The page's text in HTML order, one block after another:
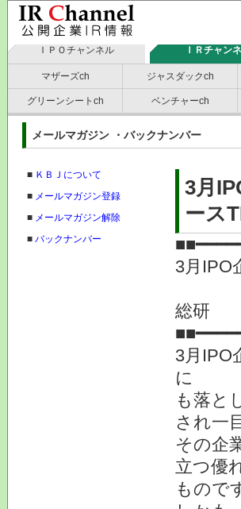
ＩＰＯチャンネル ＩＲチャン
マザーズch ジャスダックch
グリーンシートch ベンチャーch
メールマガジン ・バックナンバー
■ ＫＢＪについて
■ メールマガジン登録
■ メールマガジン解除
■ バックナンバー
3月
ース
3月IPO
総研
3月IPO
に
も落と
され一
その企
立つ優
もので